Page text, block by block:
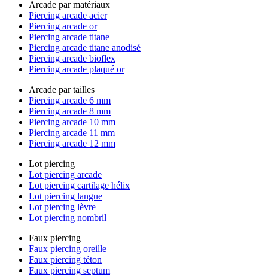
Arcade par matériaux
Piercing arcade acier
Piercing arcade or
Piercing arcade titane
Piercing arcade titane anodisé
Piercing arcade bioflex
Piercing arcade plaqué or
Arcade par tailles
Piercing arcade 6 mm
Piercing arcade 8 mm
Piercing arcade 10 mm
Piercing arcade 11 mm
Piercing arcade 12 mm
Lot piercing
Lot piercing arcade
Lot piercing cartilage hélix
Lot piercing langue
Lot piercing lèvre
Lot piercing nombril
Faux piercing
Faux piercing oreille
Faux piercing téton
Faux piercing septum